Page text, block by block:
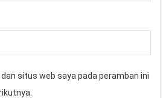
situs web saya pada peramban ini